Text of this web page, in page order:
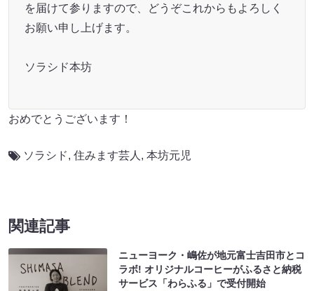
を届けて参りますので、どうぞこれからもよろしく
お願い申し上げます。
ソラシド本坊
おめでとうございます！
ソラシド, 住みます芸人, 本坊元児
関連記事
ニューヨーク・嶋佐が地元富士吉田市とコ
ラボ! オリジナルコーヒーがふるさと納税
サービス「わらふる」で受付開始